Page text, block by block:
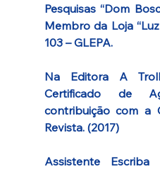
Pesquisas “Dom
Membro da Loja
103 – GLEPA.
Na Editora A
Certificado de
contribuição com a
Revista. (2017)
Assistente